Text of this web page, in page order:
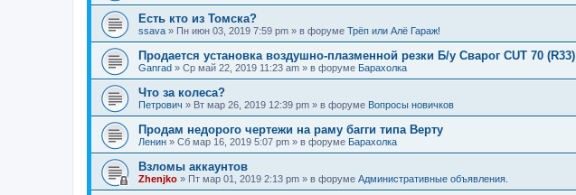
Есть кто из Томска?
ssava » Пн июн 03, 2019 7:59 pm » в форуме Трёп или Алё Гараж!
Продается установка воздушно-плазменной резки Б/у Сварог CUT 70 (R33)
Ganrad » Ср май 22, 2019 11:23 am » в форуме Барахолка
Что за колеса?
Петрович » Вт мар 26, 2019 12:39 pm » в форуме Вопросы новичков
Продам недорого чертежи на раму багги типа Верту
Ленин » Сб мар 16, 2019 5:07 pm » в форуме Барахолка
Взломы аккаунтов
Zhenjko » Пт мар 01, 2019 2:13 pm » в форуме Административные объявления.